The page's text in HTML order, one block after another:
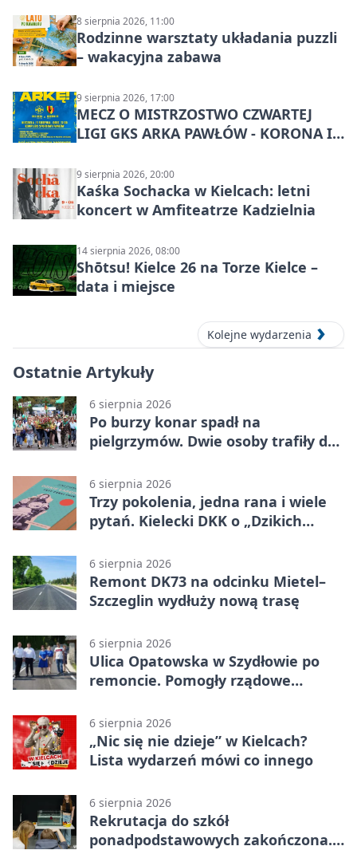
8 sierpnia 2026, 11:00
Rodzinne warsztaty układania puzzli
– wakacyjna zabawa
9 sierpnia 2026, 17:00
MECZ O MISTRZOSTWO CZWARTEJ
LIGI GKS ARKA PAWŁÓW - KORONA III
9 sierpnia 2026, 20:00
Kaśka Sochacka w Kielcach: letni
koncert w Amfiteatrze Kadzielnia
14 sierpnia 2026, 08:00
Shōtsu! Kielce 26 na Torze Kielce –
data i miejsce
Kolejne wydarzenia
Ostatnie Artykuły
6 sierpnia 2026
Po burzy konar spadł na
pielgrzymów. Dwie osoby trafiły do
6 sierpnia 2026
Trzy pokolenia, jedna rana i wiele
pytań. Kielecki DKK o „Dzikich
6 sierpnia 2026
Remont DK73 na odcinku Mietel–
Szczeglin wydłuży nową trasę
6 sierpnia 2026
Ulica Opatowska w Szydłowie po
remoncie. Pomogły rządowe
6 sierpnia 2026
„Nic się nie dzieje” w Kielcach?
Lista wydarzeń mówi co innego
6 sierpnia 2026
Rekrutacja do szkół
ponadpodstawowych zakończona.